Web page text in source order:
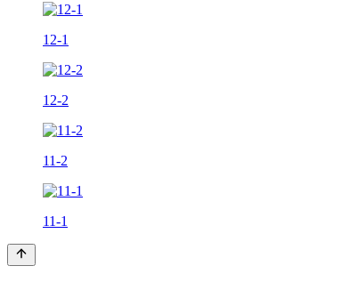
12-1
12-2
11-2
11-1